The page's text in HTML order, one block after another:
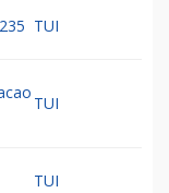
TUI
TUI
TUI